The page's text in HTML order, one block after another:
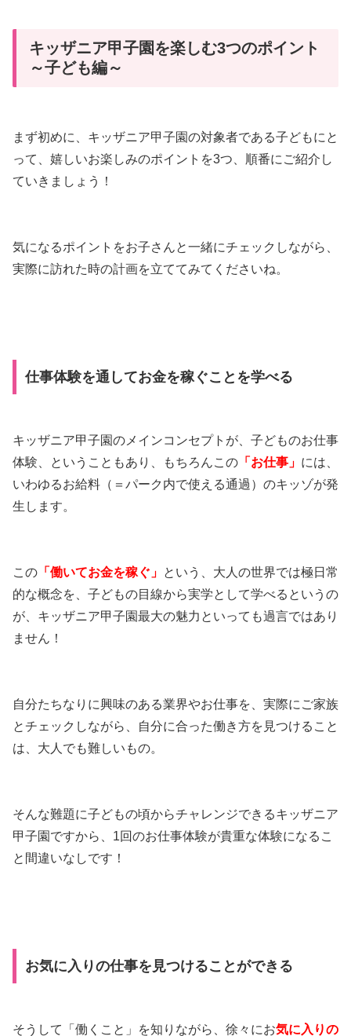
キッザニア甲子園を楽しむ3つのポイント
～子ども編～
まず初めに、キッザニア甲子園の対象者である子どもにと
って、嬉しいお楽しみのポイントを3つ、順番にご紹介し
ていきましょう！
気になるポイントをお子さんと一緒にチェックしながら、
実際に訪れた時の計画を立ててみてくださいね。
仕事体験を通してお金を稼ぐことを学べる
キッザニア甲子園のメインコンセプトが、子どものお仕事
体験、ということもあり、もちろんこの 「お仕事」 には、
いわゆるお給料（＝パーク内で使える通過）のキッゾが発
生します。
この 「働いてお金を稼ぐ」 という、大人の世界では極日常
的な概念を、子どもの目線から実学として学べるというの
が、キッザニア甲子園最大の魅力といっても過言ではあり
ません！
自分たちなりに興味のある業界やお仕事を、実際にご家族
とチェックしながら、自分に合った働き方を見つけること
は、大人でも難しいもの。
そんな難題に子どもの頃からチャレンジできるキッザニア
甲子園ですから、1回のお仕事体験が貴重な体験になるこ
と間違いなしです！
お気に入りの仕事を見つけることができる
そうして「働くこと」を知りながら、徐々にお気に入りの